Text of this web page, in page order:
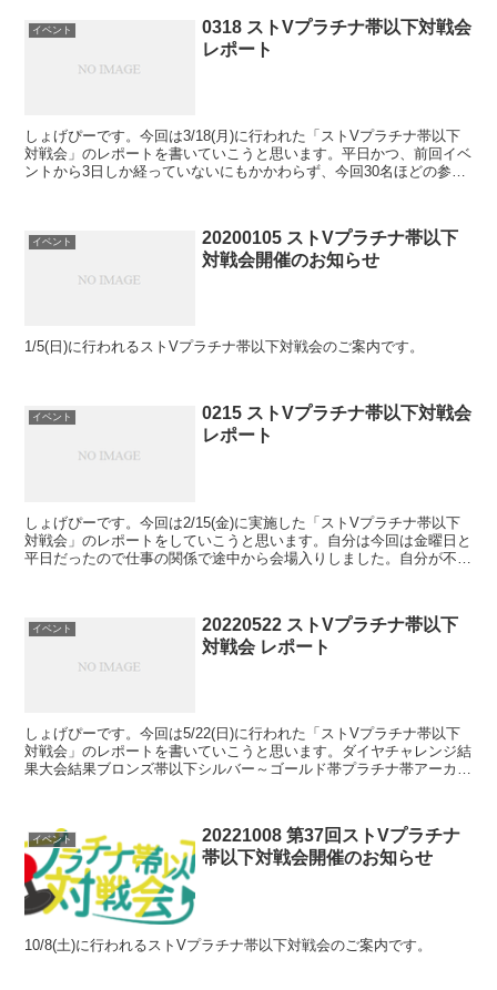
イベント
0318 ストVプラチナ帯以下対戦会
レポート
しょげぴーです。今回は3/18(月)に行われた「ストVプラチナ帯以下
対戦会」のレポートを書いていこうと思います。平日かつ、前回イベ
ントから3日しか経っていないにもかかわらず、今回30名ほどの参加
イベント
20200105 ストVプラチナ帯以下
対戦会開催のお知らせ
1/5(日)に行われるストVプラチナ帯以下対戦会のご案内です。
イベント
0215 ストVプラチナ帯以下対戦会
レポート
しょげぴーです。今回は2/15(金)に実施した「ストVプラチナ帯以下
対戦会」のレポートをしていこうと思います。自分は今回は金曜日と
平日だったので仕事の関係で途中から会場入りしました。自分が不在
イベント
20220522 ストVプラチナ帯以下
対戦会 レポート
しょげぴーです。今回は5/22(日)に行われた「ストVプラチナ帯以下
対戦会」のレポートを書いていこうと思います。ダイヤチャレンジ結
果大会結果ブロンズ帯以下シルバー～ゴールド帯プラチナ帯アーカイ
イベント
20221008 第37回ストVプラチナ
帯以下対戦会開催のお知らせ
10/8(土)に行われるストVプラチナ帯以下対戦会のご案内です。